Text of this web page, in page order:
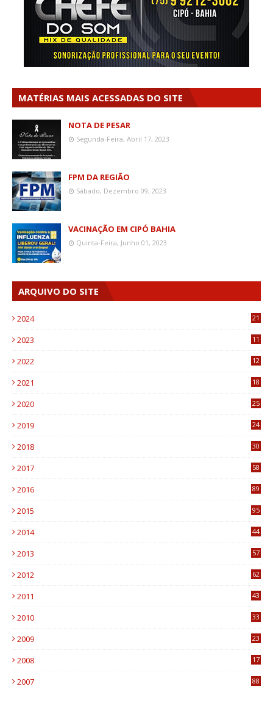
MATÉRIAS MAIS ACESSADAS DO SITE
NOTA DE PESAR
Segunda-Feira, Abril 17, 2023
FPM DA REGIÃO
Sábado, Dezembro 09, 2023
VACINAÇÃO EM CIPÓ BAHIA
Quinta-Feira, Junho 01, 2023
ARQUIVO DO SITE
2024 21
2023
11
2022
12
2021
18
2020
25
2019
24
2018
30
2017
58
2016
89
2015
95
2014
44
2013
57
2012
62
2011
43
2010
33
2009
23
2008
17
2007 88